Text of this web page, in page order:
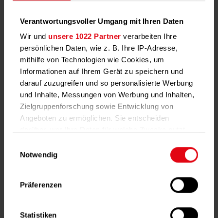
Verantwortungsvoller Umgang mit Ihren Daten
Wir und unsere 1022 Partner verarbeiten Ihre
persönlichen Daten, wie z. B. Ihre IP-Adresse,
mithilfe von Technologien wie Cookies, um
Informationen auf Ihrem Gerät zu speichern und
darauf zuzugreifen und so personalisierte Werbung
und Inhalte, Messungen von Werbung und Inhalten,
Zielgruppenforschung sowie Entwicklung von
Angeboten zu ermöglichen. Sie entscheiden
Cookie-Erklärung oder durch Klicken auf das
Privacy Trigger Symbol ändern oder widerrufen
Wenn Sie es erlauben, würden wir auch gerne:
erfassen, welche bis auf einige Meter genau
Notwendig
Präferenzen
Statistiken
betriebenen Brennwertkessel und vier BHKWs, spart die
GSG) in vier Berliner Gewerbehöfen jährlich über 780
Tonnen CO2 ein.